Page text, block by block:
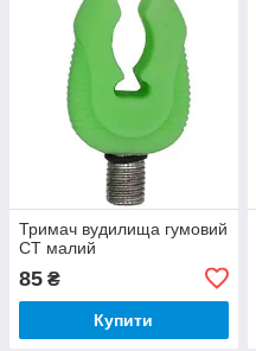
Тримач вудилища гумовий
CT малий
85 ₴
Купити